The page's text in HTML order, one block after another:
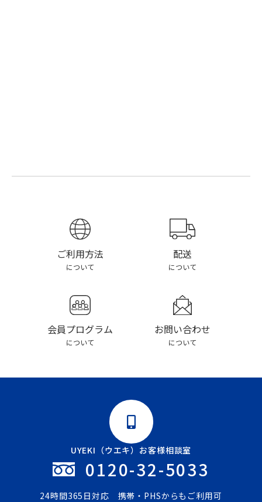
ご利用方法
について
配送
について
会員プログラム
について
お問い合わせ
について
UYEKI（ウエキ）お客様相談室
0120-32-5033
24時間365日対応 携帯・PHSからもご利用可